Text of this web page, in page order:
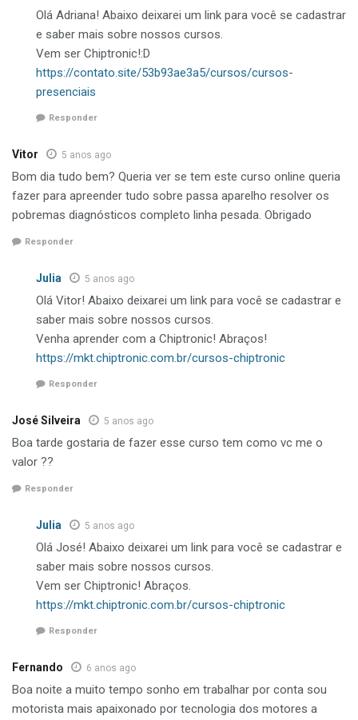
Olá Adriana! Abaixo deixarei um link para você se cadastrar
e saber mais sobre nossos cursos.
Vem ser Chiptronic!:D
https://contato.site/53b93ae3a5/cursos/cursos-
presenciais
Responder
Vitor 5 anos ago
Bom dia tudo bem? Queria ver se tem este curso online queria
fazer para apreender tudo sobre passa aparelho resolver os
pobremas diagnósticos completo linha pesada. Obrigado
Responder
Julia 5 anos ago
Olá Vitor! Abaixo deixarei um link para você se cadastrar e
saber mais sobre nossos cursos.
Venha aprender com a Chiptronic! Abraços!
https://mkt.chiptronic.com.br/cursos-chiptronic
Responder
José Silveira 5 anos ago
Boa tarde gostaria de fazer esse curso tem como vc me o
valor ??
Responder
Julia 5 anos ago
Olá José! Abaixo deixarei um link para você se cadastrar e
saber mais sobre nossos cursos.
Vem ser Chiptronic! Abraços.
https://mkt.chiptronic.com.br/cursos-chiptronic
Responder
Fernando 6 anos ago
Boa noite a muito tempo sonho em trabalhar por conta sou
motorista mais apaixonado por tecnologia dos motores a